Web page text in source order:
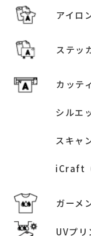
アイロ
ステッ
カッテ
シルエ
スキャ
iCraft
ガーメ
UVプリ